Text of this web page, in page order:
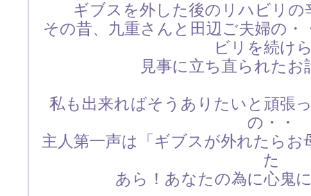
ギブスを外した後のリハビリ
その昔、九重さんと田辺ご夫婦の
ビリを続け
見事に立ち直られたお
私も出来ればそうありたいと頑張
の・・
主人第一声は「ギブスが外れたら
た
あら！あなたの為に心鬼